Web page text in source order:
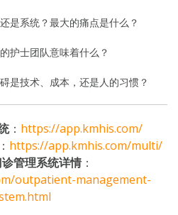
是系统？最大的痛点是什么？
护士团队意味着什么？
是技术、成本，还是人的习惯？
： https://app.kmhis.com/
： https://app.kmhis.com/multi/
管理系统详情：
outpatient-management-